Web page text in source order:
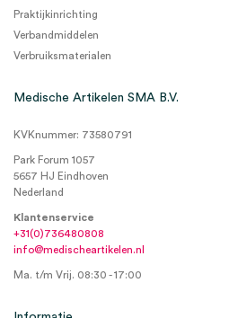
Praktijkinrichting
Verbandmiddelen
Verbruiksmaterialen
Medische Artikelen SMA B.V.
KVKnummer: 73580791
Park Forum 1057
5657 HJ Eindhoven
Nederland
Klantenservice
+31(0)736480808
info@medischeartikelen.nl
Ma. t/m Vrij. 08:30 - 17:00